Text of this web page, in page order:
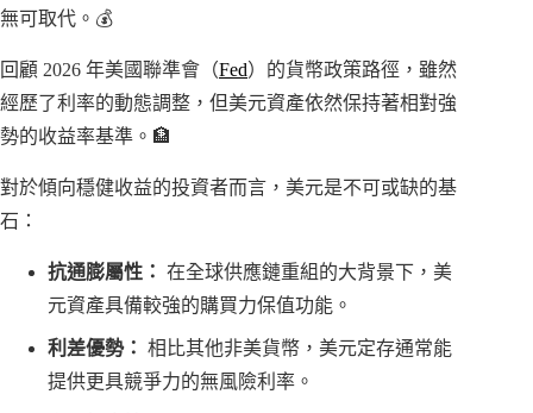
無可取代。💰
回顧 2026 年美國聯準會（Fed）的貨幣政策路徑，雖然
經歷了利率的動態調整，但美元資產依然保持著相對強
勢的收益率基準。🏦
對於傾向穩健收益的投資者而言，美元是不可或缺的基
石：
抗通膨屬性： 在全球供應鏈重組的大背景下，美
元資產具備較強的購買力保值功能。
利差優勢： 相比其他非美貨幣，美元定存通常能
提供更具競爭力的無風險利率。